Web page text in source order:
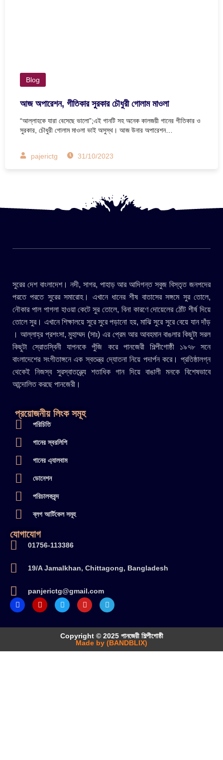
Blog
আজ অপারেশন, গীতিকার সুরকার চৌধুরী গোলাম মাওলা
“আল্লাহকে যারা বেসেছে ভালো”;এই গানটি সহ অনেক কালজয়ী গানের গীতিকার ও
সুরকার, চৌধুরী গোলাম মাওলা ভাই অসুস্থ। আজ উনার অপারেশন…
pajerictg 31/10/2023
সুরের দেশ বাংলাদেশ। নদী, সাগর, পাহাড় আর আদিগন্ত সবুজ বিস্তৃত জনপদের
পরতে পরতে সুরের সমারোহ। এখানে ধানের শীষ বাতাসের সঙ্গমে সুর তোলে,
নৌকার পাল পাগলা হাওয়া কেটে সুর তোলে, বিনা কারণে দোয়েলের ঠোঁট শীর্ষ দিয়ে
তোলে সুর। এখানে শিক্ষালয়ে সুরে সুরে পড়ানো হয়, মাঝি সুরে সুরে বেয়ে যান দাঁড়
। আল্লাহ্র প্রশংসা, মুহাম্মদ (সাঃ) এর প্রেম আর আবহমান বাঙলার কিছুটা সরল
কিছুটা স্রোতস্বিনী যাপনকে পুঁজি করে পানজেরী শিল্পীগোষ্ঠী ১৯৭৮ সনে
বাংলাদেশের সংগীতাঙ্গনে এক স্বতন্ত্র দ্যোতনা নিয়ে পদার্পন করে। প্রতিষ্ঠালগ্ন
থেকেই নিজস্ব সুরস্বাতন্ত্র্যে শতাধিক গান দিয়ে বাঙালী মনকে বিশেষভাবে
আন্দোলিত করছে পানজেরী।
প্রয়োজনীয় লিংক সমূহ
পরিচিতি
গানের স্বরলিপি
গানের এ্যালবাম
ডোনেশন
পরিচালকবৃন্দ
ব্লগ আর্টিকেল সমূহ
যোগাযোগ
01756-113386
19/A Jamalkhan, Chittagong, Bangladesh
panjerictg@gmail.com
Copyright © 2025 পানজেরী শিল্পীগোষ্ঠী
Made by (BANDBLIX)